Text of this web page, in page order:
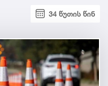
34 წუთის წინ